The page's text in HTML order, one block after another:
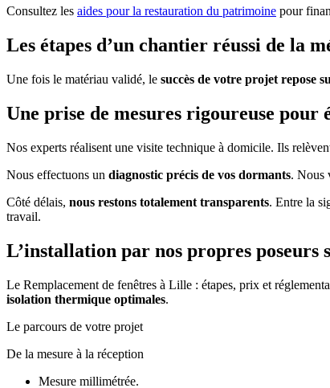
Consultez les aides pour la restauration du patrimoine pour
Les étapes d’un chantier réussi de la
Une fois le matériau validé, le succès de votre projet repose
Une prise de mesures rigoureuse pour
Nos experts réalisent une visite technique à domicile. Ils
Nous effectuons un diagnostic précis de vos dormants. Nous
Côté délais, nous restons totalement transparents. Entre la
travail.
L’installation par nos propres poseurs
Le Remplacement de fenêtres à Lille : étapes, prix et
isolation thermique optimales.
Le parcours de votre projet
De la mesure à la réception
Mesure millimétrée.